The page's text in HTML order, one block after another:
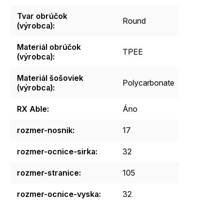
Tvar obrúčok
(výrobca): Round
Materiál obrúčok
(výrobca): TPEE
Materiál šošoviek
(výrobca): Polycarbonate
RX Able: Áno
rozmer-nosnik: 17
rozmer-ocnice-sirka: 32
rozmer-stranice: 105
rozmer-ocnice-vyska: 32